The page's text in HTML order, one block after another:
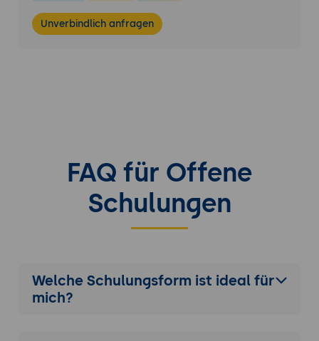
Unverbindlich anfragen
FAQ für Offene
Schulungen
Welche Schulungsform ist ideal für
mich?